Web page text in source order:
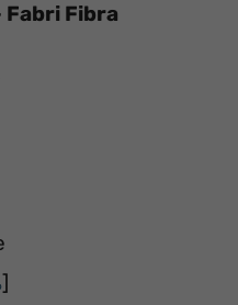
Fabri Fibra
]